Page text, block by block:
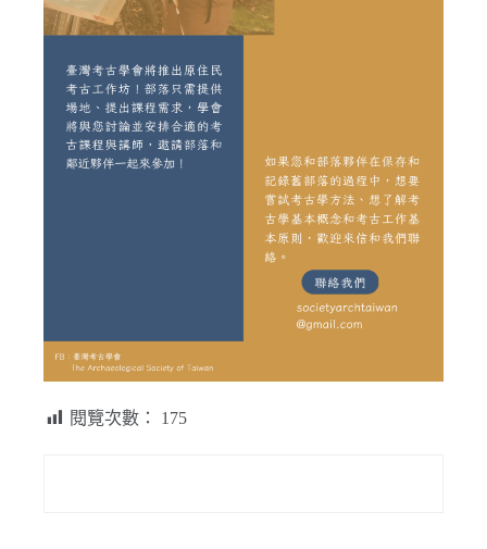
閱覽次數： 175